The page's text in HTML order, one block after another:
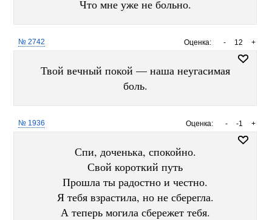
Что мне уже не больно.
Оценка: +
12
-
№ 2742
Твой вечный покой — наша неугасимая
боль.
Оценка: +
-1
-
№ 1936
Спи, доченька, спокойно.
Свой короткий путь
Прошла ты радостно и честно.
Я тебя взрастила, но не сберегла.
А теперь могила сбережет тебя.